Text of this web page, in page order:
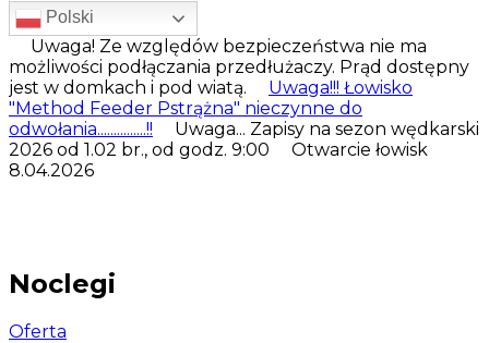
Polski
Uwaga! Ze względów bezpieczeństwa nie ma
możliwości podłączania przedłużaczy. Prąd dostępny
jest w domkach i pod wiatą. Uwaga!!! Łowisko
"Method Feeder Pstrążna" nieczynne do
odwołania...............!! Uwaga... Zapisy na sezon wędkarski
2026 od 1.02 br., od godz. 9:00 Otwarcie łowisk
8.04.2026
Noclegi
Oferta